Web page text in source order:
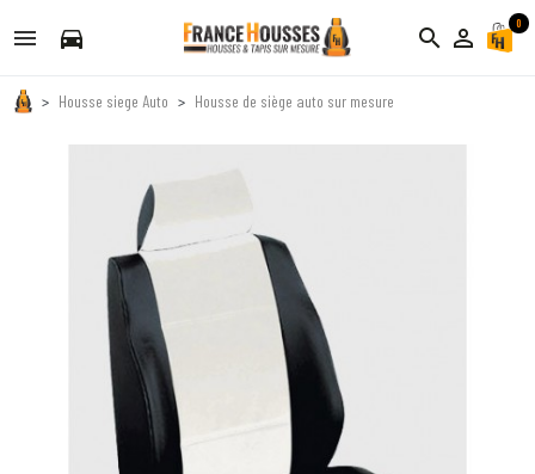
directions_car search person_outline
0
Housse siege Auto Housse de siège auto sur mesure